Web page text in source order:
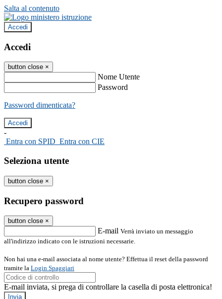
Salta al contenuto
Accedi
Accedi
button close ×
Nome Utente
Password
Password dimenticata?
-
Entra con SPID Entra con CIE
Seleziona utente
button close ×
Recupero password
button close ×
E-mail Verrà inviato un messaggio
all'indirizzo indicato con le istruzioni necessarie.
Non hai una e-mail associata al nome utente? Effettua il reset della password
tramite la Login Spaggiari
E-mail inviata, si prega di controllare la casella di posta elettronica!